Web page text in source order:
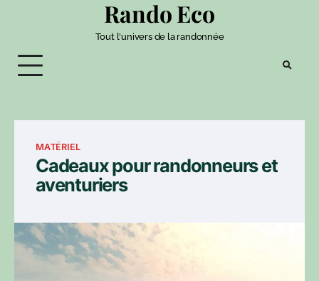
Rando Eco
Tout l'univers de la randonnée
MATÉRIEL
Cadeaux pour randonneurs et
aventuriers